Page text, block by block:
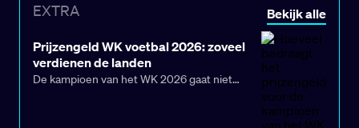
achterban van zowel Oranje als de
een bijzondere WK-nacht te worden.
Vroege Uitbetaling en Slimme Wissel aan ons
promotie: BetCity Streaks.
EXTRA Bekijk alle
Prijzengeld WK voetbal 2026: zoveel
verdienen de landen
De kampioen van het WK 2026 gaat niet